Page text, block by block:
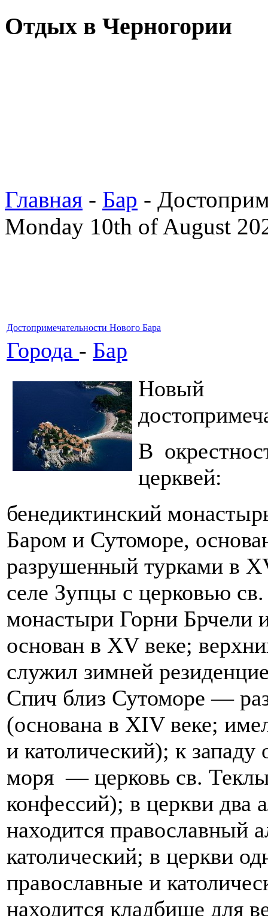
Отдых в Черногории
Главная - Бар -
Monday 10th of August
Достопримечательности Нового Бара
Города - Бар
В
церквей:
бенедиктинский
Баром и Сутоморе,
разрушенный турками в
селе Зупцы с церковью
монастыри Горни Брчели
основан в XV веке;
служил зимней
Спич близ Сутоморе —
(основана в XIV веке;
и католический); к
моря — церковь св.
конфессий); в церкви два
находится православный
католический; в церкви
православные и
находится кладбище для